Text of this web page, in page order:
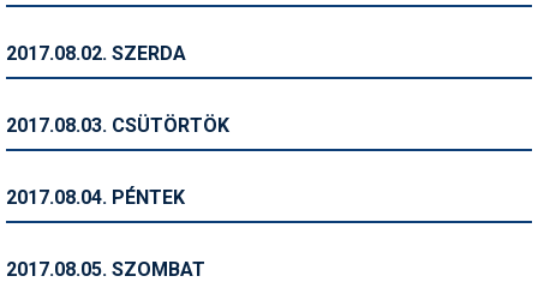
Ingatlan
Kerékpár
2017.08.02. SZERDA
2017.08.03. CSÜTÖRTÖK
2017.08.04. PÉNTEK
2017.08.05. SZOMBAT